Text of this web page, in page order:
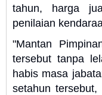
tahun, harga
penilaian
"Mantan
tersebut tanpa
habis masa
setahun